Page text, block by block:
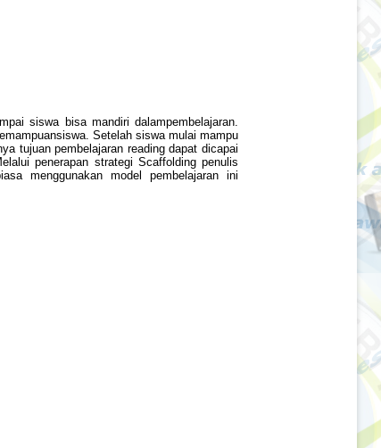
siswa bisa mandiri dalampembelajaran.
Setelah siswa mulai mampu
tujuan pembelajaran reading dapat dicapai
penerapan strategi Scaffolding penulis
menggunakan model pembelajaran ini